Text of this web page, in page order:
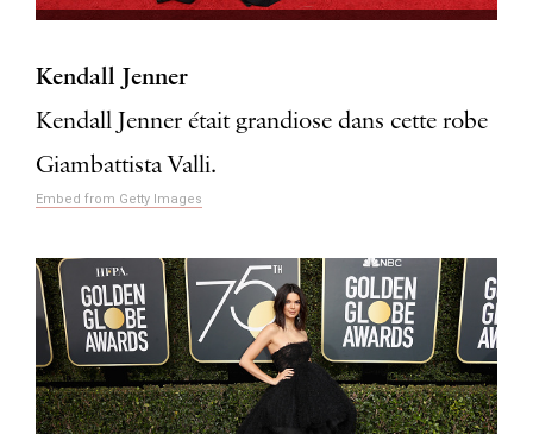
Kendall Jenner
Kendall Jenner était grandiose dans cette robe
Giambattista Valli.
Embed from Getty Images